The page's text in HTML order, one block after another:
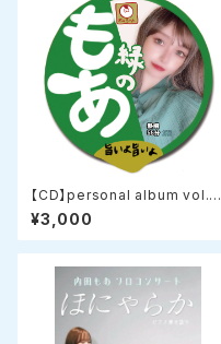
【CD】personal album vol.8
『緑のおもひで』 復刻限定濃旨
盤
¥3,000